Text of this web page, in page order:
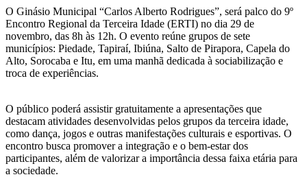
O Ginásio Municipal “Carlos Alberto Rodrigues”, será palco do 9º
Encontro Regional da Terceira Idade (ERTI) no dia 29 de
novembro, das 8h às 12h. O evento reúne grupos de sete
municípios: Piedade, Tapiraí, Ibiúna, Salto de Pirapora, Capela do
Alto, Sorocaba e Itu, em uma manhã dedicada à sociabilização e
troca de experiências.
O público poderá assistir gratuitamente a apresentações que
destacam atividades desenvolvidas pelos grupos da terceira idade,
como dança, jogos e outras manifestações culturais e esportivas. O
encontro busca promover a integração e o bem-estar dos
participantes, além de valorizar a importância dessa faixa etária para
a sociedade.